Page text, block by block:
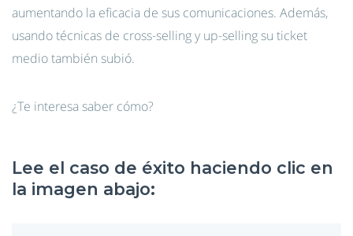
aumentando la eficacia de sus comunicaciones. Además,
usando técnicas de cross-selling y up-selling su ticket
medio también subió.
¿Te interesa saber cómo?
Lee el caso de éxito haciendo clic en
la imagen abajo: